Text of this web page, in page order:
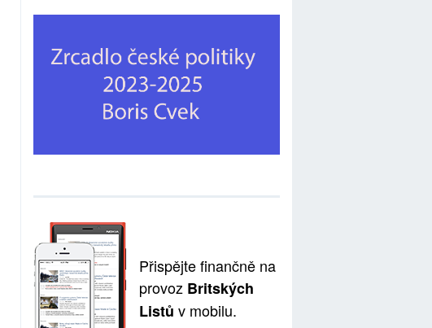
Přispějte finančně na
provoz Britských
Listů v mobilu.